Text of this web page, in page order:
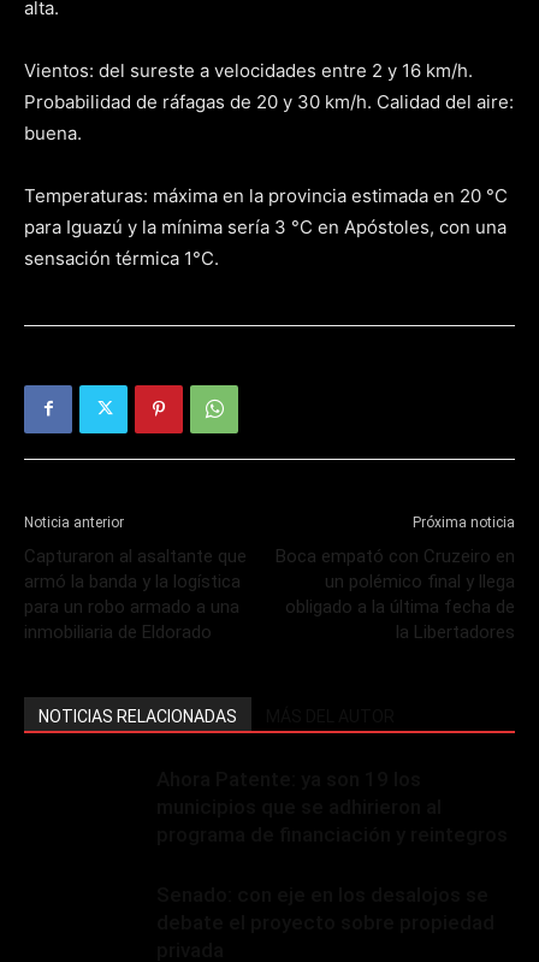
alta.
Vientos: del sureste a velocidades entre 2 y 16 km/h.
Probabilidad de ráfagas de 20 y 30 km/h. Calidad del aire:
buena.
Temperaturas: máxima en la provincia estimada en 20 °C
para Iguazú y la mínima sería 3 °C en Apóstoles, con una
sensación térmica 1°C.
Noticia anterior
Capturaron al asaltante que
armó la banda y la logística
para un robo armado a una
inmobiliaria de Eldorado
Próxima noticia
Boca empató con Cruzeiro en
un polémico final y llega
obligado a la última fecha de
la Libertadores
NOTICIAS RELACIONADAS